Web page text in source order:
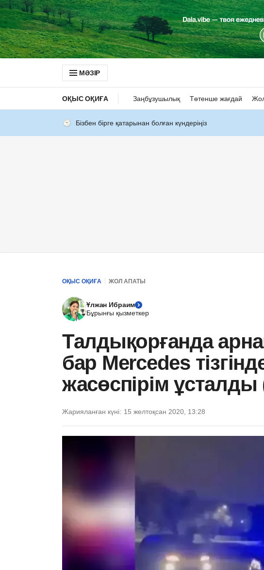
МӘЗІР
ОҚЫС ОҚИҒА Заңбұзушылық Төтенше жағдай
Бізбен бірге қатарынан болған күндеріңіз
ОҚЫС ОҚИҒА ЖОЛ АПАТЫ
Ұлжан Ибраим
Бұрынғы қызметкер
Талдықорғанда
бар Mercedes
жасөспірім ұсталды
Жарияланған күні: 15 желтоқсан 2020, 13:28